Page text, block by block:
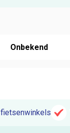
Onbekend
fietsenwinkels